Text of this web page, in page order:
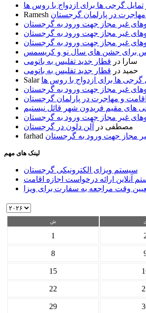
تمایل گرجی ها برای ازدواج با روس ها
Ramesh در پارلمان گرجستان
غیر مجاز جهت ورود به گرجستان
غیر مجاز جهت ورود به گرجستان
غیر مجاز جهت ورود به گرجستان
برای جشن های سال نو و کریسمس
سارا
در قطار جدید تفلیس به باتومی
حمید در قطار جدید تفلیس به باتومی
Salar گرجی ها برای ازدواج با روس ها
غیر مجاز جهت ورود به گرجستان
و مهاجرت در پارلمان گرجستان
های مقیم فریدون شهر قائل نیستیم
غیر مجاز جهت ورود به گرجستان
مصطفی در
آلن دلون در گرجستان
farhad مجاز جهت ورود به گرجستان
لینک های مهم
سیستم ویزای الکترونیکی گرجستان
آنلاین ارائه درخواست اجازه اقامت
وقت مراجعه به سفارت برای ویزا
ش
1
8
15
22
29